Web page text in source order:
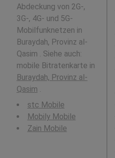
Abdeckung von 2G-,
3G-, 4G- und 5G-
Mobilfunknetzen in
Buraydah, Provinz al-
Qasim . Siehe auch:
mobile Bitratenkarte in
Buraydah, Provinz al-
Qasim
stc Mobile
Mobily Mobile
Zain Mobile